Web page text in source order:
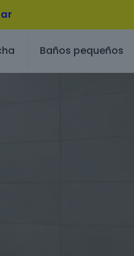
Baños pequeños